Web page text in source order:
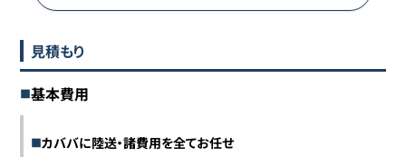
見積もり
基本費用
カババに陸送・諸費用を全てお任せ